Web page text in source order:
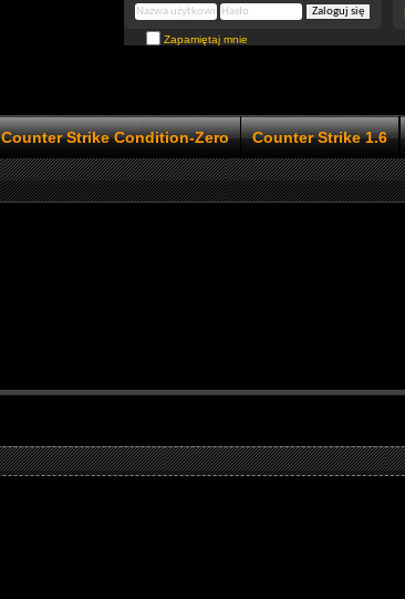
Zapamiętaj mnie
Counter Strike Condition-Zero Counter Strike 1.6